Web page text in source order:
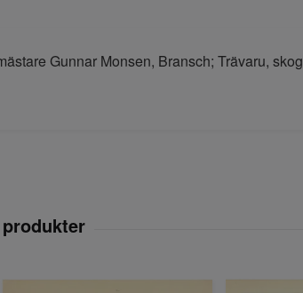
Gunnar Monsen, Bransch; Trävaru,